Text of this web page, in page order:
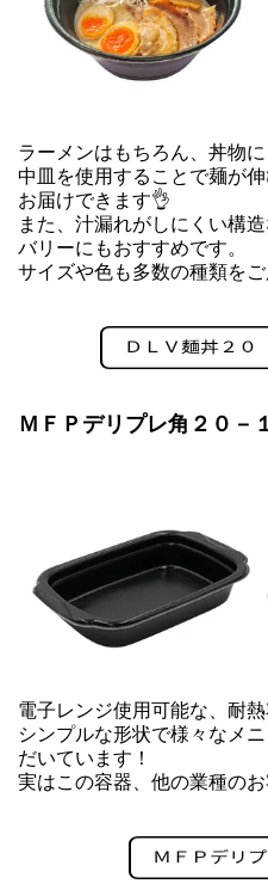
ラーメンはもちろん、丼物
中皿を使用することで麺が
お届けできます👌
また、汁漏れがしにくい構
バリーにもおすすめです。
サイズや色も多数の種類をご
ＭＦＰデリプレ角２０
電子レンジ使用可能な、耐熱
シンプルな形状で様々なメ
だいています！
実はこの容器、他の業種の